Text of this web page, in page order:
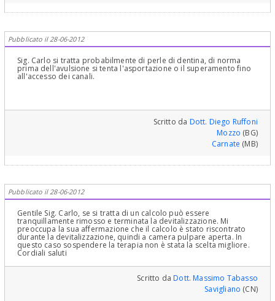
Pubblicato il 28-06-2012
Sig. Carlo si tratta probabilmente di perle di dentina, di norma
prima dell'avulsione si tenta l'asportazione o il superamento fino
all'accesso dei canali.
Scritto da Dott. Diego Ruffoni
Mozzo (BG)
Carnate (MB)
Pubblicato il 28-06-2012
Gentile Sig. Carlo, se si tratta di un calcolo può essere
tranquillamente rimosso e terminata la devitalizzazione. Mi
preoccupa la sua affermazione che il calcolo è stato riscontrato
durante la devitalizzazione, quindi a camera pulpare aperta. In
questo caso sospendere la terapia non è stata la scelta migliore.
Cordiali saluti
Scritto daDott. Massimo Tabasso
Savigliano (CN)